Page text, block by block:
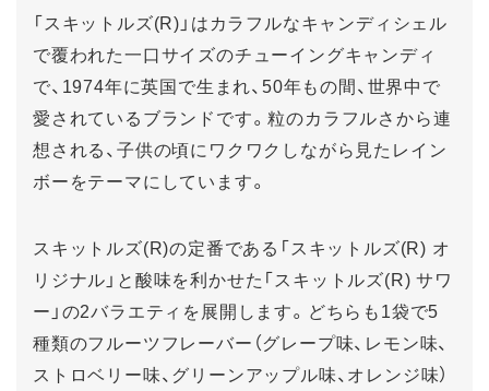
「スキットルズ(R)」はカラフルなキャンディシェル
で覆われた一口サイズのチューイングキャンディ
で、1974年に英国で生まれ、50年もの間、世界中で
愛されているブランドです。粒のカラフルさから連
想される、子供の頃にワクワクしながら見たレイン
ボーをテーマにしています。
スキットルズ(R)の定番である「スキットルズ(R) オ
リジナル」と酸味を利かせた「スキットルズ(R) サワ
ー」の2バラエティを展開します。どちらも1袋で5
種類のフルーツフレーバー（グレープ味、レモン味、
ストロベリー味、グリーンアップル味、オレンジ味）